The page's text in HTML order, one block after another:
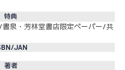
特典
泉・芳林堂書店限定ペーパー/共
JAN
著者